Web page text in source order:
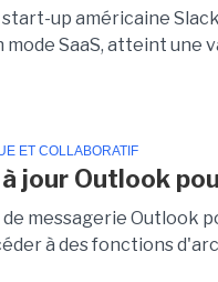
start-up américaine
SaaS, atteint une
ET COLLABORATIF
jour Outlook
messagerie Outlook
à des fonctions